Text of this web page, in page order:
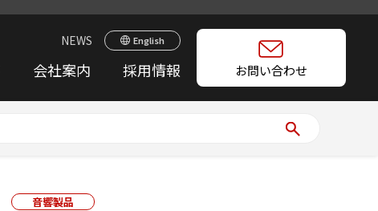
NEWS English
会社案内 採用情報 お問い合わせ
音響製品